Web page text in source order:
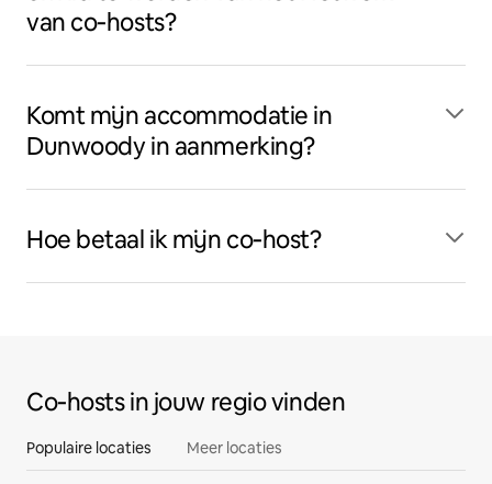
van co‑hosts?
Komt mijn accommodatie in
Dunwoody in aanmerking?
Hoe betaal ik mijn co‑host?
Co‑hosts in jouw regio vinden
Populaire locaties Meer locaties